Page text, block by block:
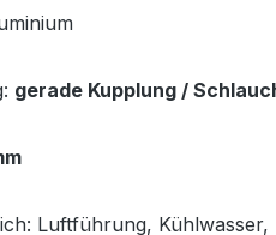
gerade Kupplung /
Luftführung,